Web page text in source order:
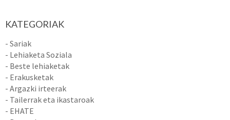
KATEGORIAK
- Sariak
- Lehiaketa Soziala
- Beste lehiaketak
- Erakusketak
- Argazki irteerak
- Tailerrak eta ikastaroak
- EHATE